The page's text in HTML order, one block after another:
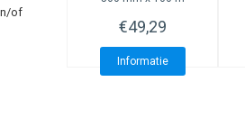
of
€49,29
Informatie